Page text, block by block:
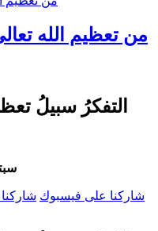
من تعظيم الله
التفكرُ سبيلُ
01 سبتمبر
شاركنا على فيسبوك